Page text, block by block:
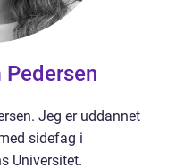
Jeg er uddannet
sidefag i
Universitet.